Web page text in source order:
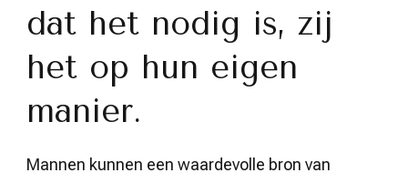
dat het nodig is, zij
het op hun eigen
manier.
Mannen kunnen een waardevolle bron van